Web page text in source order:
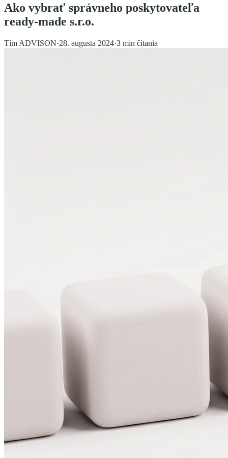
Ako vybrať správneho poskytovateľa
ready-made s.r.o.
Tím ADVISON·28. augusta 2024·3 min čítania